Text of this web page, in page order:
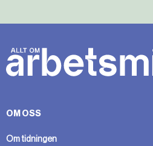
OM OSS
Om tidningen